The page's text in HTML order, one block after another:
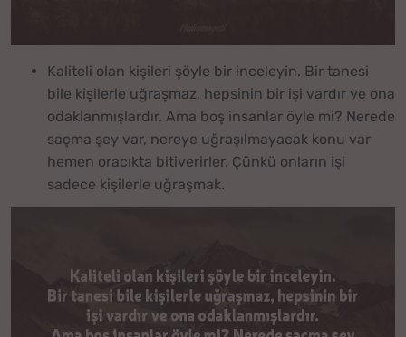
Kaliteli olan kişileri şöyle bir inceleyin. Bir tanesi
bile kişilerle uğraşmaz, hepsinin bir işi vardır ve ona
odaklanmışlardır. Ama boş insanlar öyle mi? Nerede
saçma şey var, nereye uğraşılmayacak konu var
hemen oracıkta bitiverirler. Çünkü onların işi
sadece kişilerle uğraşmak.